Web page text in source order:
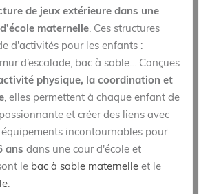
de jeux extérieure dans une
maternelle. Ces structures
d'activités pour les enfants :
d’escalade, bac à sable… Conçues
physique, la coordination et
, elles permettent à chaque enfant de
et créer des liens avec
équipements incontournables pour
ans dans une cour d'école et
le bac à sable maternelle et le
.